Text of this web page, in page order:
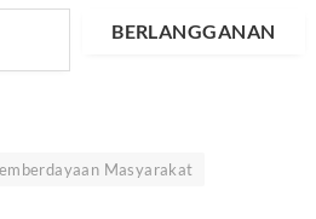
BERLANGGANAN
Masyarakat